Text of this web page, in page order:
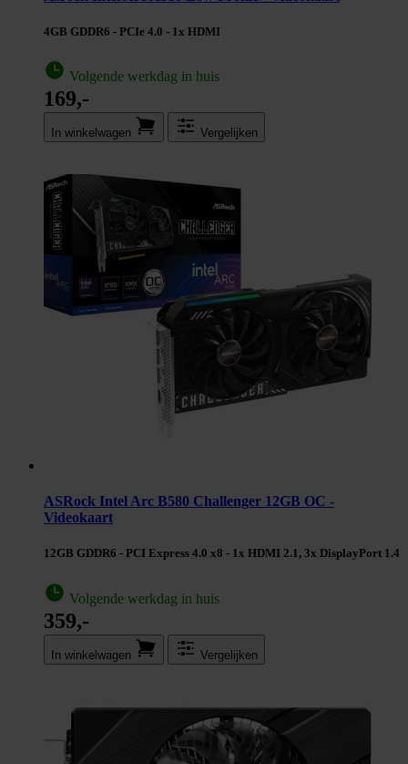
4GB GDDR6 - PCIe 4.0 - 1x HDMI
Volgende werkdag in huis
169,-
In winkel­wagen Vergelijken
ASRock Intel Arc B580 Challenger 12GB OC -
Videokaart
12GB GDDR6 - PCI Express 4.0 x8 - 1x HDMI 2.1, 3x DisplayPort 1.4
Volgende werkdag in huis
359,-
In winkel­wagen Vergelijken